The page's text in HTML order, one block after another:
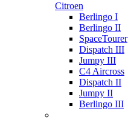
Citroen
Berlingo I
Berlingo II
SpaceTourer
Dispatch III
Jumpy III
C4 Aircross
Dispatch II
Jumpy II
Berlingo III